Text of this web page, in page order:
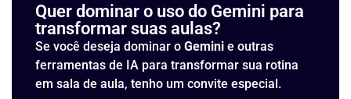
Quer dominar o uso do Gemini para
transformar suas aulas?
Se você deseja dominar o Gemini e outras
ferramentas de IA para transformar sua rotina
em sala de aula, tenho um convite especial.